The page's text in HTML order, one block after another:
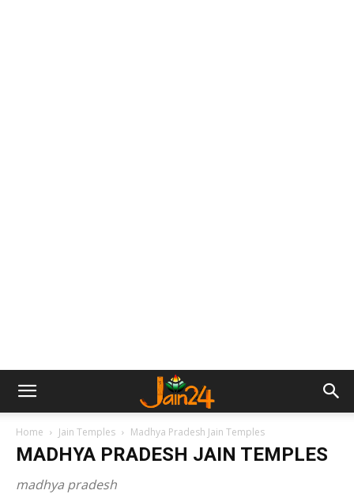
Home Jain Temples Madhya Pradesh Jain Temples
MADHYA PRADESH JAIN TEMPLES
madhya pradesh